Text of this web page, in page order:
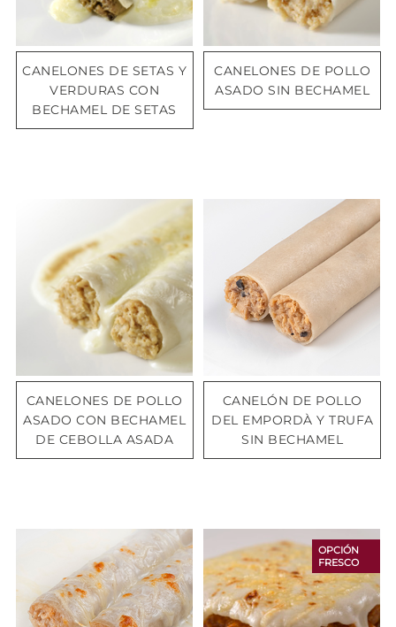
CANELONES DE SETAS Y
VERDURAS CON
BECHAMEL DE SETAS
CANELONES DE POLLO
ASADO SIN BECHAMEL
CANELONES DE POLLO
ASADO CON BECHAMEL
DE CEBOLLA ASADA
CANELÓN DE POLLO
DEL EMPORDÀ Y TRUFA
SIN BECHAMEL
OPCIÓN
FRESCO